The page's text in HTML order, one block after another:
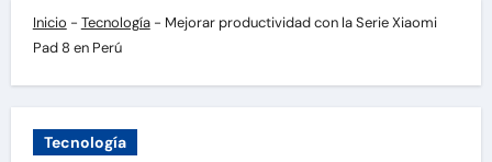
Inicio - Tecnología- Mejorar productividad con la Serie Xiaomi
Pad 8 en Perú
Tecnología